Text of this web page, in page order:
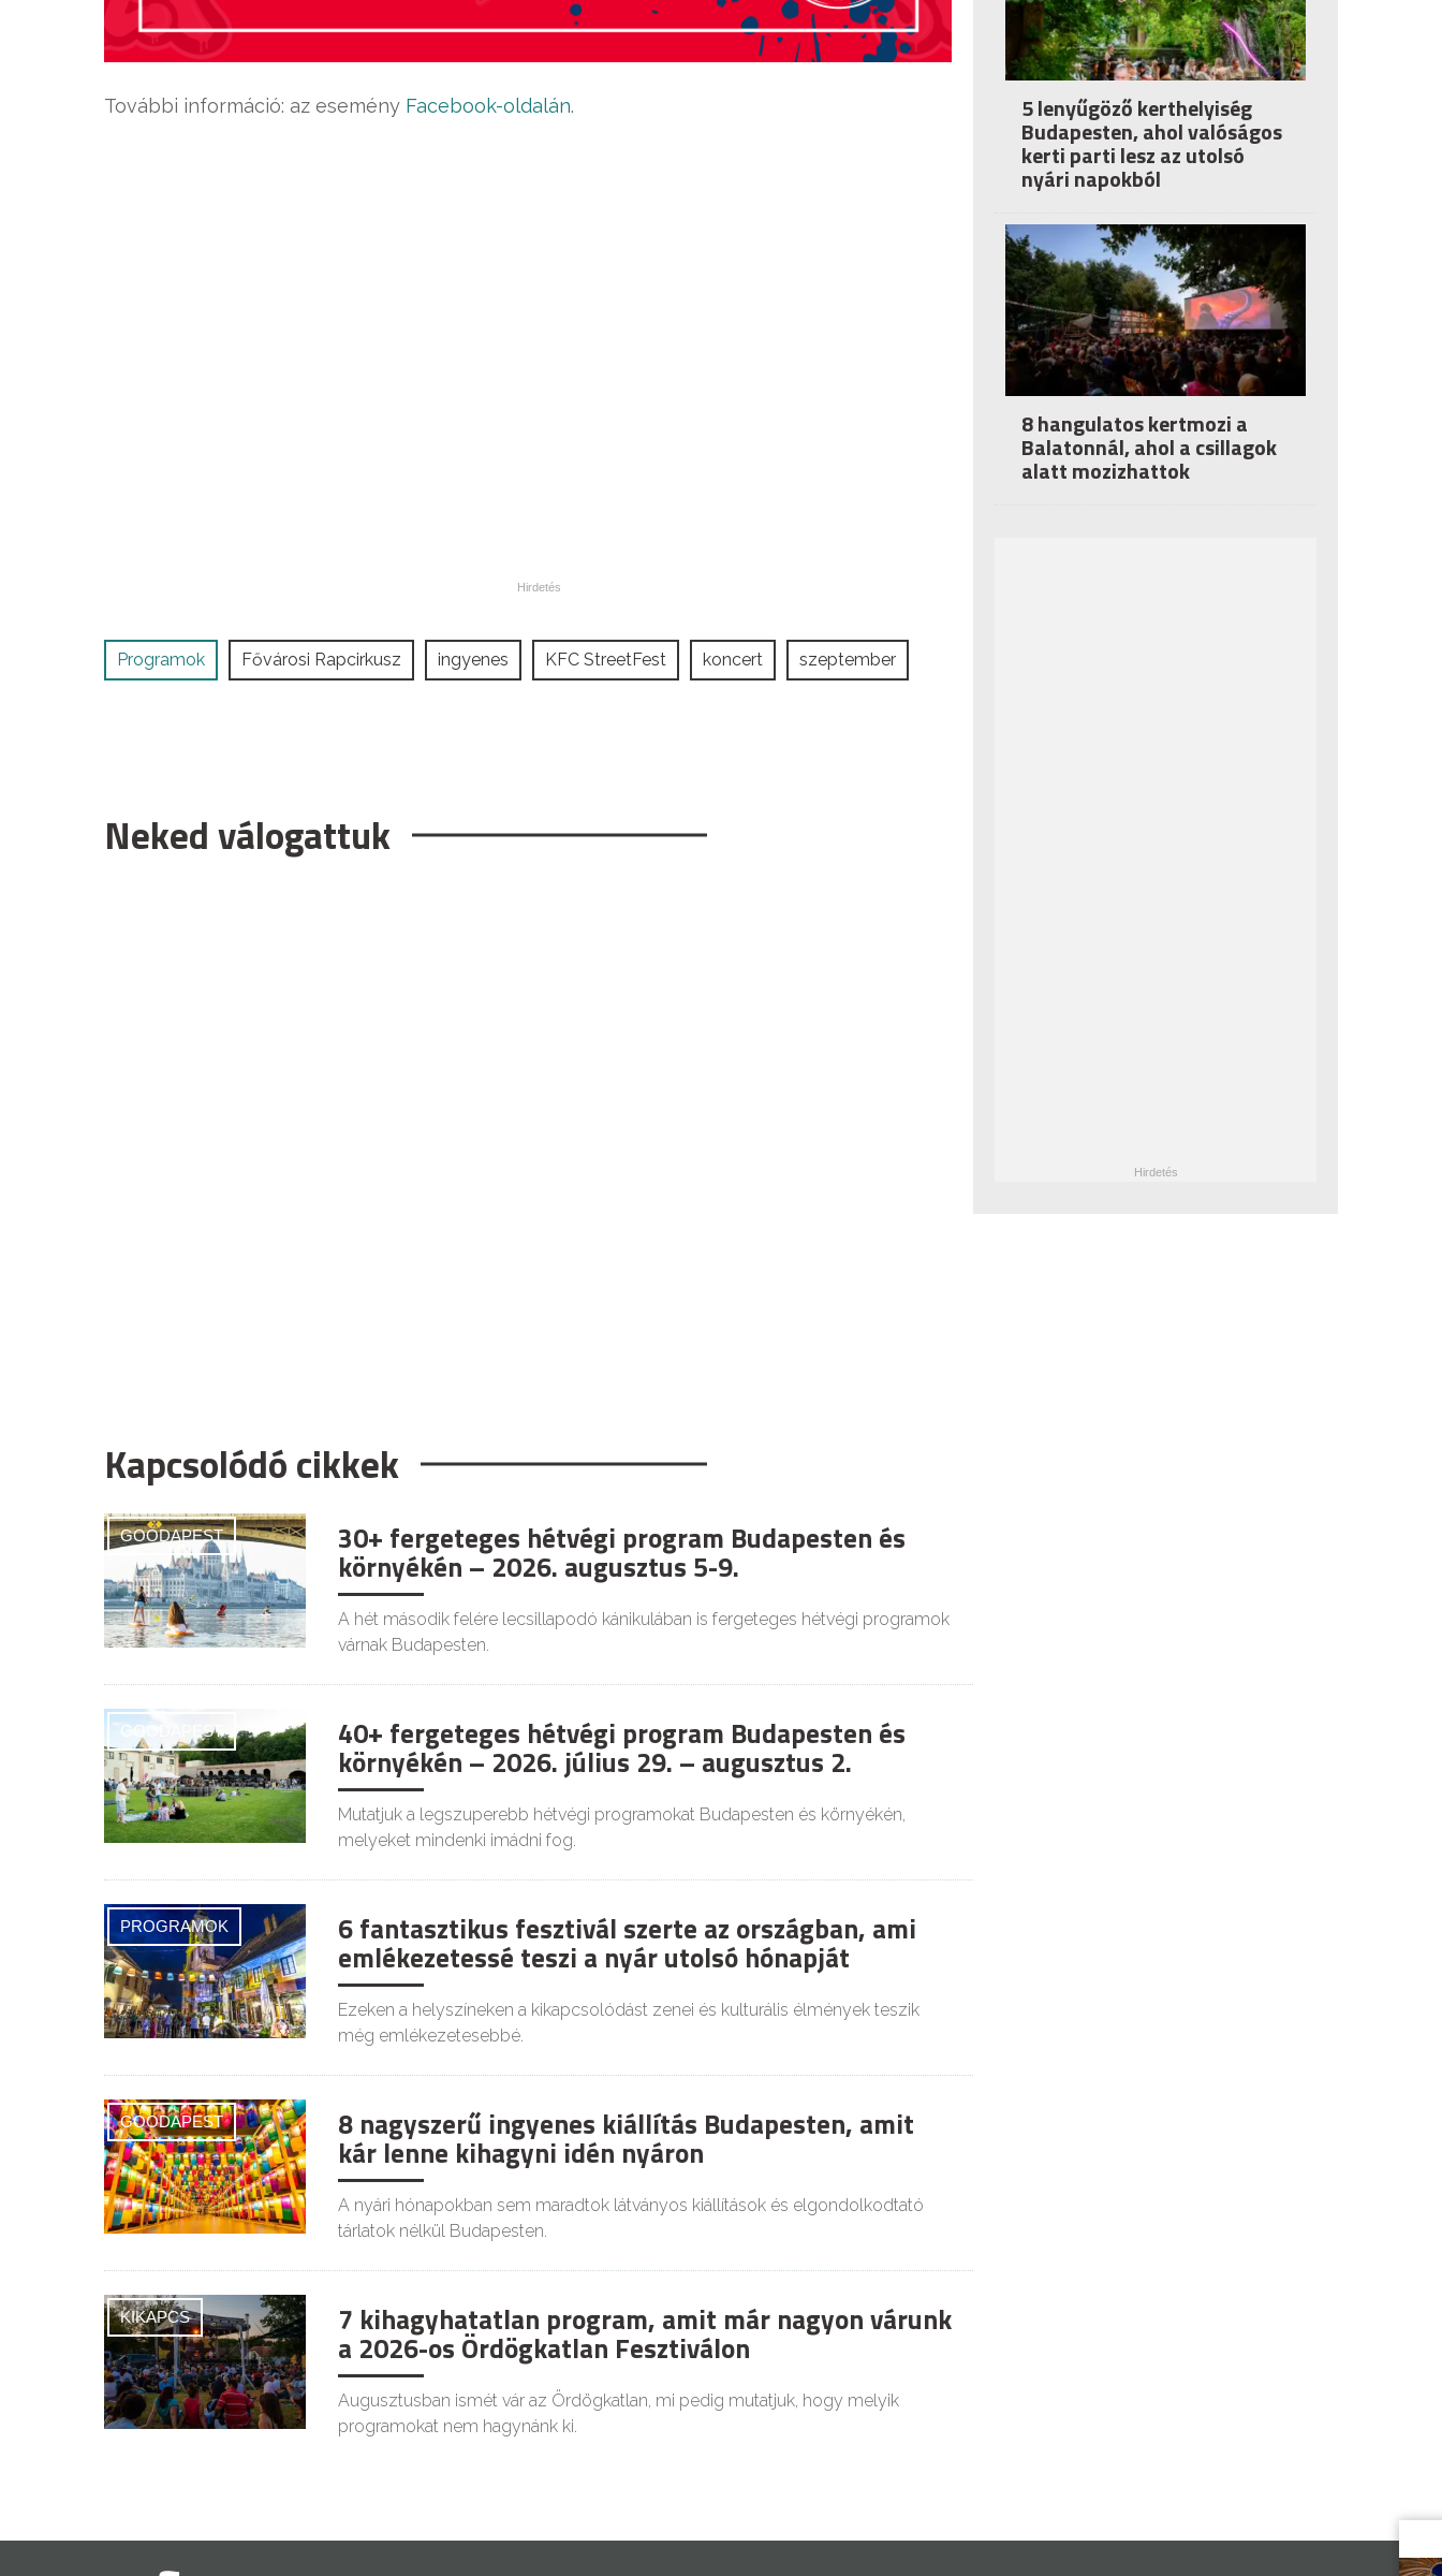
További információ: az esemény Facebook-oldalán.
Programok Fővárosi Rapcirkusz ingyenes KFC StreetFest koncert szeptember
Neked válogattuk
Kapcsolódó cikkek
GOODAPEST 30+ fergeteges hétvégi program Budapesten és
környékén – 2026. augusztus 5-9.
A hét második felére lecsillapodó kánikulában is fergeteges hétvégi programok
várnak Budapesten.
GOODAPEST 40+ fergeteges hétvégi program Budapesten és
környékén – 2026. július 29. – augusztus 2.
Mutatjuk a legszuperebb hétvégi programokat Budapesten és környékén,
melyeket mindenki imádni fog.
PROGRAMOK 6 fantasztikus fesztivál szerte az országban, ami
emlékezetessé teszi a nyár utolsó hónapját
Ezeken a helyszíneken a kikapcsolódást zenei és kulturális élmények teszik
még emlékezetesebbé.
GOODAPEST 8 nagyszerű ingyenes kiállítás Budapesten, amit
kár lenne kihagyni idén nyáron
A nyári hónapokban sem maradtok látványos kiállítások és elgondolkodtató
tárlatok nélkül Budapesten.
KIKAPCS 7 kihagyhatatlan program, amit már nagyon várunk
a 2026-os Ördögkatlan Fesztiválon
Augusztusban ismét vár az Ördögkatlan, mi pedig mutatjuk, hogy melyik
programokat nem hagynánk ki.
5 lenyűgöző kerthelyiség
Budapesten, ahol valóságos
kerti parti lesz az utolsó
nyári napokból
8 hangulatos kertmozi a
Balatonnál, ahol a csillagok
alatt mozizhattok